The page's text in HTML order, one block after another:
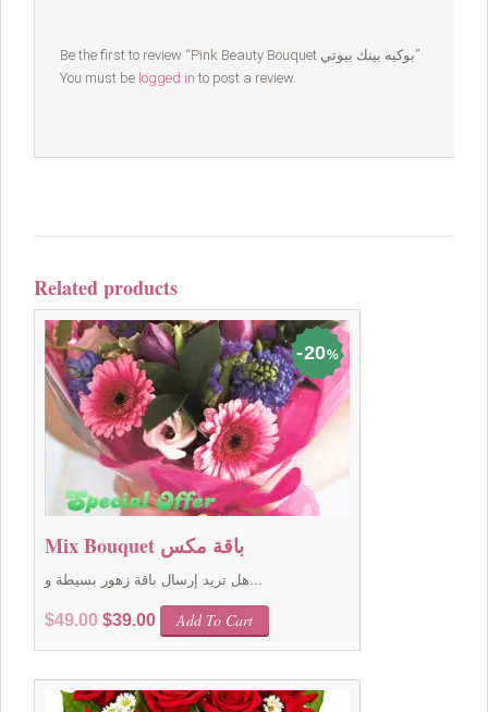
Be the first to review “Pink Beauty Bouquet بوكيه بينك بيوتي”
You must be logged in to post a review.
Related products
20%
Mix Bouquet باقة مكس
هل تريد إرسال باقة زهور بسيطة و...
$49.00 Original
$49.00.
$39.00Current
price
$39.00.
Add To Cart